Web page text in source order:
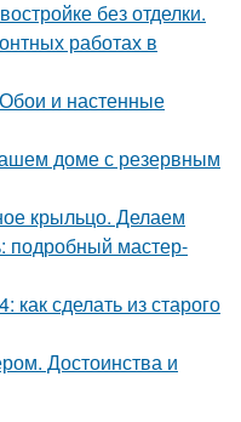
без отделки.
работах в
и настенные
доме с резервным
крыльцо. Делаем
подробный мастер-
сделать из старого
Достоинства и